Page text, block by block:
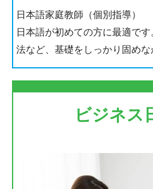
日本語家庭教師（個別指導）
日本語が初めての方に最適で
法など、基礎をしっかり固めな
ビジネス